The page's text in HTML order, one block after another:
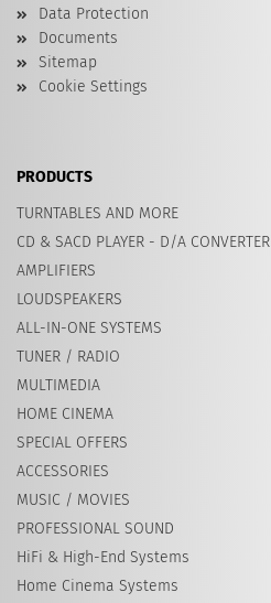
Data Protection
Documents
Sitemap
Cookie Settings
PRODUCTS
TURNTABLES AND MORE
CD & SACD PLAYER - D/A CONVERTER
AMPLIFIERS
LOUDSPEAKERS
ALL-IN-ONE SYSTEMS
TUNER / RADIO
MULTIMEDIA
HOME CINEMA
SPECIAL OFFERS
ACCESSORIES
MUSIC / MOVIES
PROFESSIONAL SOUND
HiFi & High-End Systems
Home Cinema Systems